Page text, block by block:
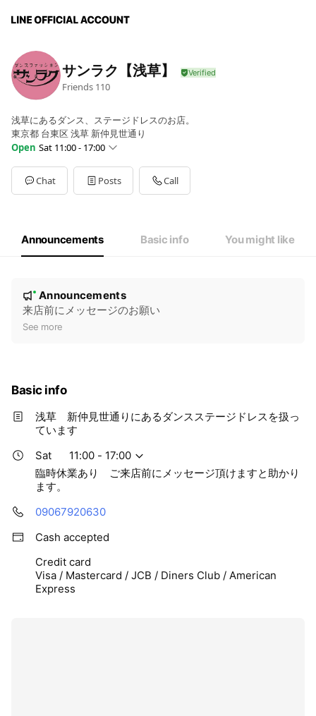
サンラク【浅草】
Friends 110
浅草にあるダンス、ステージドレスのお店。
東京都 台東区 浅草 新仲見世通り
Open Sat 11:00 - 17:00
Sun11:00 - 17:00
Mon11:00 - 17:00
Tue
11:00 - 17:00
Sat11:00 - 17:00
臨時休業あり ご来店前にメッセージ頂けますと助かります。
Chat Posts Call
Announcements Basic info You might like
e
New
Announcements
来店前にメッセージのお願い
See more
Basic info
浅草 新仲見世通りにあるダンスステージドレスを扱っ
ています
Sat
11:00 - 17:00
臨時休業あり ご来店前にメッセージ頂けますと助かり
ます。
09067920630
Cash accepted
Credit card
Visa / Mastercard / JCB / Diners Club / American
Express